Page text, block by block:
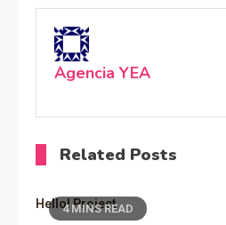
Agencia YEA
Related Posts
4 MINS READ
Hello! Project